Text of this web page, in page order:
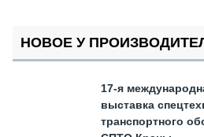
НОВОЕ У
17-я
выставка
транспортного